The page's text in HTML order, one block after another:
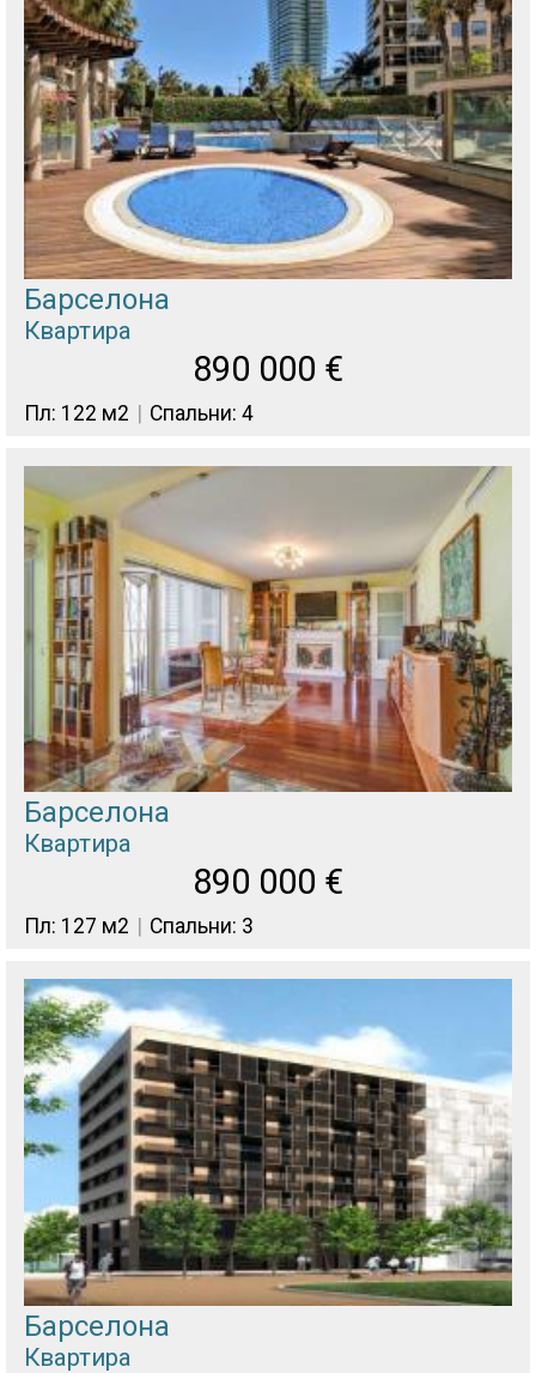
Барселона
Квартира
890 000 €
Пл: 122 м2 Спальни: 4
Барселона
Квартира
890 000 €
Пл: 127 м2 Спальни: 3
Барселона
Квартира